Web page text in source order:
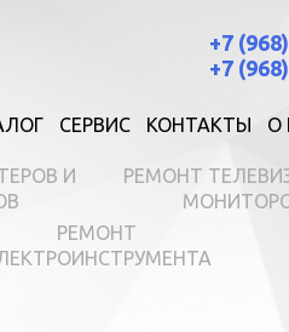
+7
+7
СЕРВИС КОНТАКТЫ О
И
РЕМОНТ
РЕМОНТ